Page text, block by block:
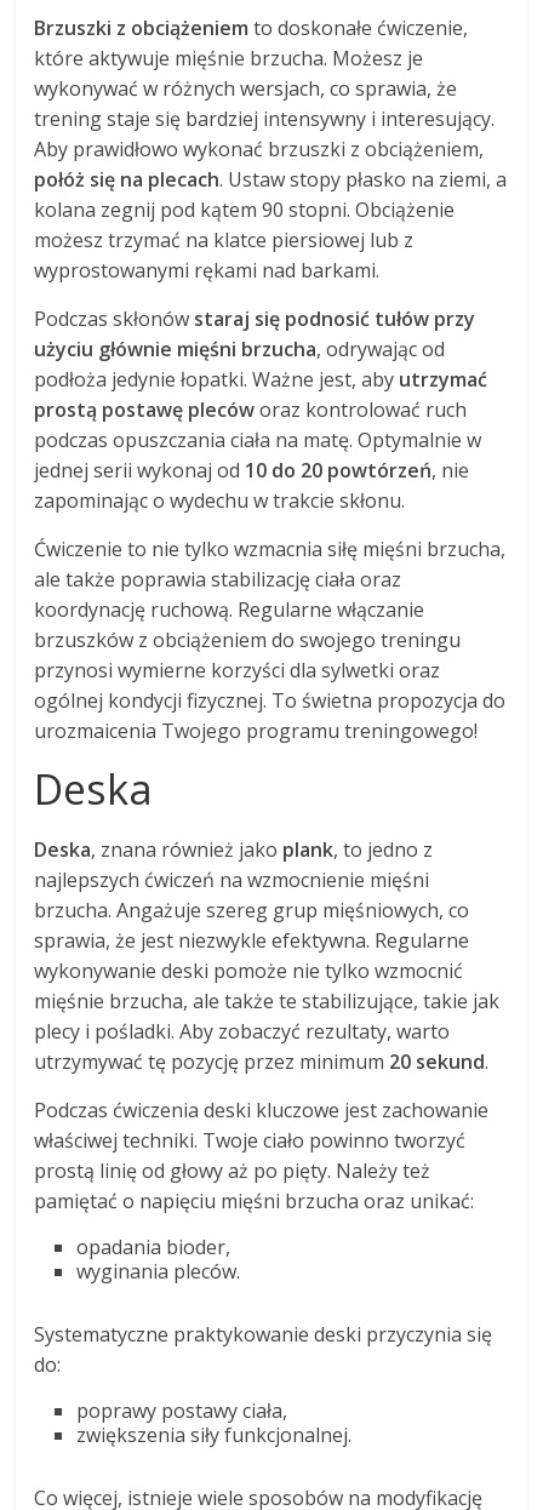
Brzuszki z obciążeniem to doskonałe ćwiczenie,
które aktywuje mięśnie brzucha. Możesz je
wykonywać w różnych wersjach, co sprawia, że
trening staje się bardziej intensywny i interesujący.
Aby prawidłowo wykonać brzuszki z obciążeniem,
połóż się na plecach. Ustaw stopy płasko na ziemi, a
kolana zegnij pod kątem 90 stopni. Obciążenie
możesz trzymać na klatce piersiowej lub z
wyprostowanymi rękami nad barkami.
Podczas skłonów staraj się podnosić tułów przy
użyciu głównie mięśni brzucha, odrywając od
podłoża jedynie łopatki. Ważne jest, aby utrzymać
prostą postawę plecóworaz kontrolować ruch
podczas opuszczania ciała na matę. Optymalnie w
jednej serii wykonaj od 10 do 20 powtórzeń, nie
zapominając o wydechu w trakcie skłonu.
Ćwiczenie to nie tylko wzmacnia siłę mięśni brzucha,
ale także poprawia stabilizację ciała oraz
koordynację ruchową. Regularne włączanie
brzuszków z obciążeniem do swojego treningu
przynosi wymierne korzyści dla sylwetki oraz
ogólnej kondycji fizycznej. To świetna propozycja do
urozmaicenia Twojego programu treningowego!
Deska
Deska, znana również jako plank, to jedno z
najlepszych ćwiczeń na wzmocnienie mięśni
brzucha. Angażuje szereg grup mięśniowych, co
sprawia, że jest niezwykle efektywna. Regularne
wykonywanie deski pomoże nie tylko wzmocnić
mięśnie brzucha, ale także te stabilizujące, takie jak
plecy i pośladki. Aby zobaczyć rezultaty, warto
utrzymywać tę pozycję przez minimum 20 sekund.
Podczas ćwiczenia deski kluczowe jest zachowanie
właściwej techniki. Twoje ciało powinno tworzyć
prostą linię od głowy aż po pięty. Należy też
pamiętać o napięciu mięśni brzucha oraz unikać:
opadania bioder,
wyginania pleców.
Systematyczne praktykowanie deski przyczynia się
do:
poprawy postawy ciała,
zwiększenia siły funkcjonalnej.
Co więcej, istnieje wiele sposobów na modyfikację